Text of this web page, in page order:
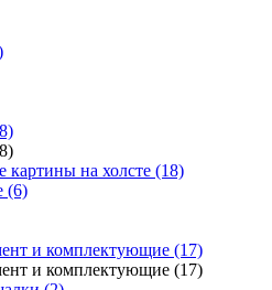
картины на холсте (18)
(6)
и комплектующие (17)
и комплектующие (17)